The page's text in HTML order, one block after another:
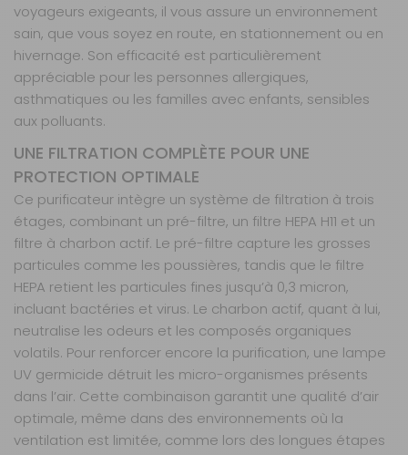
voyageurs exigeants, il vous assure un environnement
sain, que vous soyez en route, en stationnement ou en
hivernage. Son efficacité est particulièrement
appréciable pour les personnes allergiques,
asthmatiques ou les familles avec enfants, sensibles
aux polluants.
UNE FILTRATION COMPLÈTE POUR UNE
PROTECTION OPTIMALE
Ce purificateur intègre un système de filtration à trois
étages, combinant un pré-filtre, un filtre HEPA H11 et un
filtre à charbon actif. Le pré-filtre capture les grosses
particules comme les poussières, tandis que le filtre
HEPA retient les particules fines jusqu’à 0,3 micron,
incluant bactéries et virus. Le charbon actif, quant à lui,
neutralise les odeurs et les composés organiques
volatils. Pour renforcer encore la purification, une lampe
UV germicide détruit les micro-organismes présents
dans l’air. Cette combinaison garantit une qualité d’air
optimale, même dans des environnements où la
ventilation est limitée, comme lors des longues étapes